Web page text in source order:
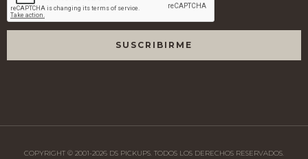
COPYRIGHT © 2001-2026 DS PICKUPS. TODOS LOS DERECHOS RESERVADOS.